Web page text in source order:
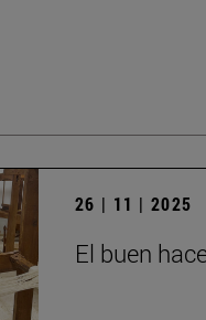
26 | 11 | 2025
El buen